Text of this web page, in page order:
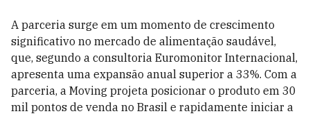
A parceria surge em um momento de crescimento
significativo no mercado de alimentação saudável,
que, segundo a consultoria Euromonitor Internacional,
apresenta uma expansão anual superior a 33%. Com a
parceria, a Moving projeta posicionar o produto em 30
mil pontos de venda no Brasil e rapidamente iniciar a